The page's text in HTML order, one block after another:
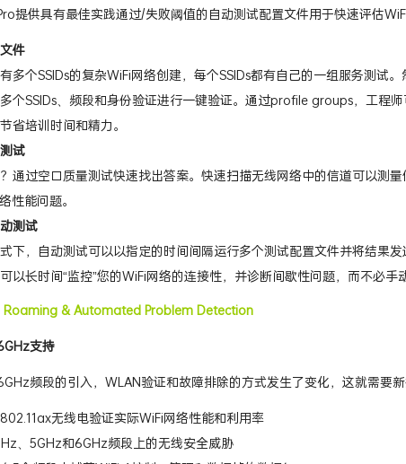
提供具有最佳实践通过/失败阈值的自动测试配置文件用于快速评估
件
多个SSIDs的复杂WiFi网络创建，每个SSIDs都有自己的一组服务测试
个SSIDs、频段和身份验证进行一键验证。通过profile groups，工程
省培训时间和精力。
试
通过空口质量测试快速找出答案。快速扫描无线网络中的信道可以测
性能问题。
测试
下，自动测试可以以指定的时间间隔运行多个测试配置文件并将结果
以长时间“监控”您的WiFi网络的连接性，并诊断间歇性问题，而不必手
Roaming & Automated Problem Detection
支持
频段的引入，WLAN验证和故障排除的方式发生了变化，这就需要新
无线电验证实际WiFi网络性能和利用率
、5GHz和6GHz频段上的无线安全威胁